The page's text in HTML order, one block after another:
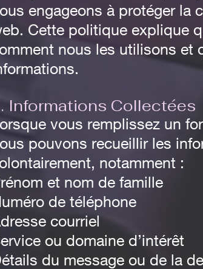
engageons à protéger la
Cette politique explique
nous les utilisons et
Informations Collectées
vous remplissez un
pouvons recueillir les
notamment :
et nom de famille
de téléphone
courriel
ou domaine d’intérêt
du message ou de la